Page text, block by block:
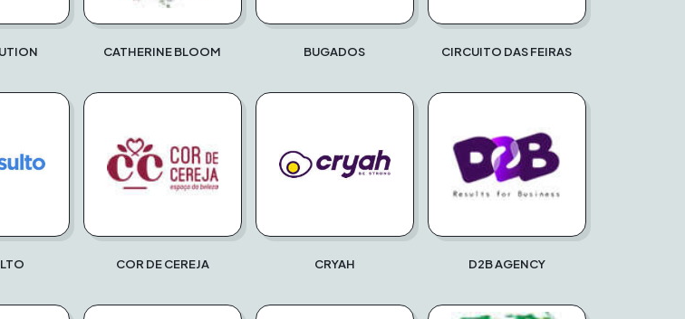
CATHERINE BLOOM BUGADOS CIRCUITO DAS FEIRAS
COR DE CEREJA CRYAH D2B AGENCY